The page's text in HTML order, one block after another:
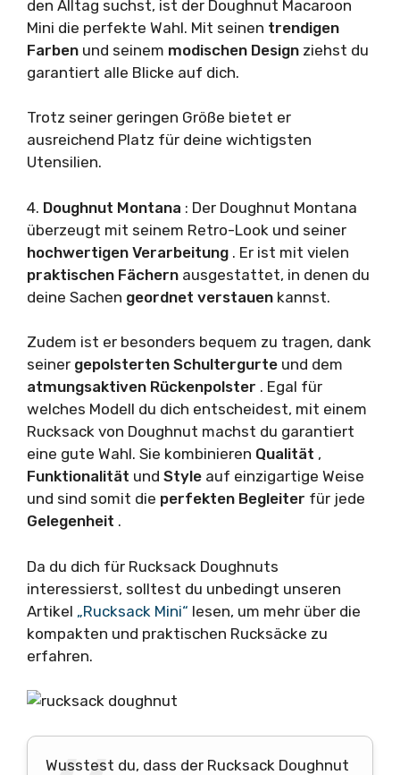
den Alltag suchst, ist der Doughnut Macaroon
Mini die perfekte Wahl. Mit seinen trendigen
Farben und seinem modischen Design ziehst du
garantiert alle Blicke auf dich.
Trotz seiner geringen Größe bietet er
ausreichend Platz für deine wichtigsten
Utensilien.
4. Doughnut Montana : Der Doughnut Montana
überzeugt mit seinem Retro-Look und seiner
hochwertigen Verarbeitung . Er ist mit vielen
praktischen Fächern ausgestattet, in denen du
deine Sachen geordnet verstauen kannst.
Zudem ist er besonders bequem zu tragen, dank
seiner gepolsterten Schultergurte und dem
atmungsaktiven Rückenpolster . Egal für
welches Modell du dich entscheidest, mit einem
Rucksack von Doughnut machst du garantiert
eine gute Wahl. Sie kombinieren Qualität ,
Funktionalität und Style auf einzigartige Weise
und sind somit die perfekten Begleiter für jede
Gelegenheit .
Da du dich für Rucksack Doughnuts
interessierst, solltest du unbedingt unseren
Artikel „Rucksack Mini“ lesen, um mehr über die
kompakten und praktischen Rucksäcke zu
erfahren.
Wusstest du, dass der Rucksack Doughnut